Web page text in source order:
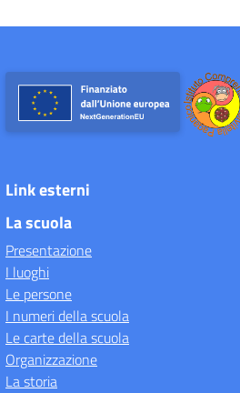
Link esterni
La scuola
Presentazione
I luoghi
Le persone
I numeri della scuola
Le carte della scuola
Organizzazione
La storia